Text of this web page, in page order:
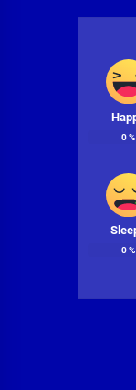
0%
0%